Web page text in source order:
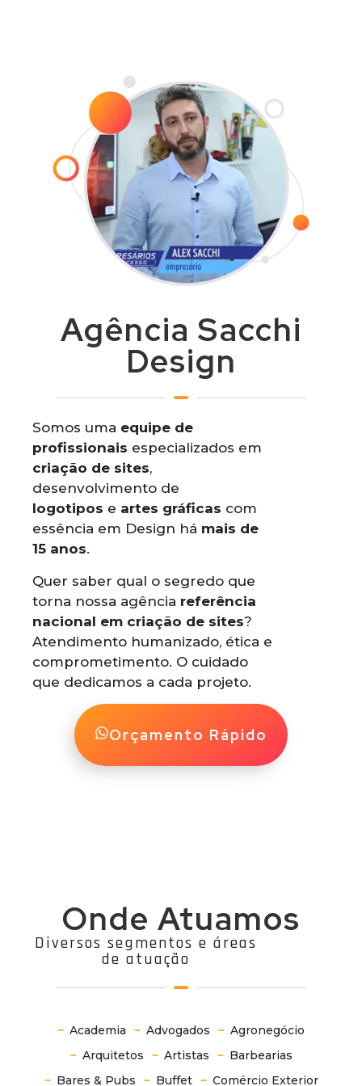
Agência Sacchi
Design
Somos uma equipe de
profissionais especializados em
criação de sites,
desenvolvimento de
logotipos e artes gráficas com
essência em Design há mais de
15 anos.
Quer saber qual o segredo que
torna nossa agência referência
nacional em criação de sites?
Atendimento humanizado, ética e
comprometimento. O cuidado
que dedicamos a cada projeto.
Orçamento Rápido
Onde Atuamos
Diversos segmentos e áreas
de atuação
Academia Advogados
Agronegócio
Arquitetos
Artistas
Barbearias
Bares & Pubs
Buffet Comércio Exterior